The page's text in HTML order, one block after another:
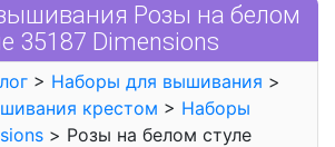
Розы на белом
35187 Dimensions
> Наборы для вышивания >
крестом > Наборы
> Розы на белом стуле